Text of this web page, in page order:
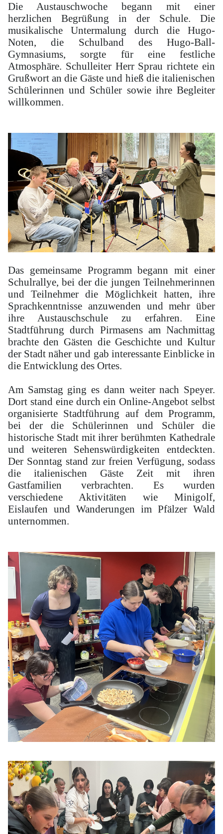
Die Austauschwoche begann mit einer
herzlichen Begrüßung in der Schule. Die
musikalische Untermalung durch die Hugo-
Noten, die Schulband des Hugo-Ball-
Gymnasiums, sorgte für eine festliche
Atmosphäre. Schulleiter Herr Sprau richtete ein
Grußwort an die Gäste und hieß die italienischen
Schülerinnen und Schüler sowie ihre Begleiter
willkommen.
Das gemeinsame Programm begann mit einer
Schulrallye, bei der die jungen Teilnehmerinnen
und Teilnehmer die Möglichkeit hatten, ihre
Sprachkenntnisse anzuwenden und mehr über
ihre Austauschschule zu erfahren. Eine
Stadtführung durch Pirmasens am Nachmittag
brachte den Gästen die Geschichte und Kultur
der Stadt näher und gab interessante Einblicke in
die Entwicklung des Ortes.
Am Samstag ging es dann weiter nach Speyer.
Dort stand eine durch ein Online-Angebot selbst
organisierte Stadtführung auf dem Programm,
bei der die Schülerinnen und Schüler die
historische Stadt mit ihrer berühmten Kathedrale
und weiteren Sehenswürdigkeiten entdeckten.
Der Sonntag stand zur freien Verfügung, sodass
die italienischen Gäste Zeit mit ihren
Gastfamilien verbrachten. Es wurden
verschiedene Aktivitäten wie Minigolf,
Eislaufen und Wanderungen im Pfälzer Wald
unternommen.